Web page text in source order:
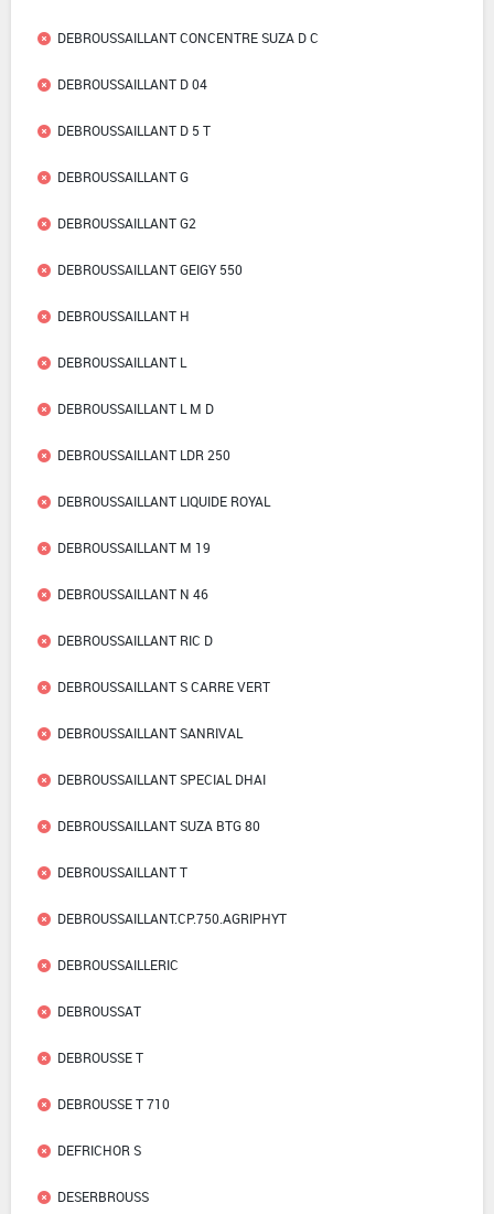
DEBROUSSAILLANT CONCENTRE SUZA D C
DEBROUSSAILLANT D 04
DEBROUSSAILLANT D 5 T
DEBROUSSAILLANT G
DEBROUSSAILLANT G2
DEBROUSSAILLANT GEIGY 550
DEBROUSSAILLANT H
DEBROUSSAILLANT L
DEBROUSSAILLANT L M D
DEBROUSSAILLANT LDR 250
DEBROUSSAILLANT LIQUIDE ROYAL
DEBROUSSAILLANT M 19
DEBROUSSAILLANT N 46
DEBROUSSAILLANT RIC D
DEBROUSSAILLANT S CARRE VERT
DEBROUSSAILLANT SANRIVAL
DEBROUSSAILLANT SPECIAL DHAI
DEBROUSSAILLANT SUZA BTG 80
DEBROUSSAILLANT T
DEBROUSSAILLANT.CP.750.AGRIPHYT
DEBROUSSAILLERIC
DEBROUSSAT
DEBROUSSE T
DEBROUSSE T 710
DEFRICHOR S
DESERBROUSS